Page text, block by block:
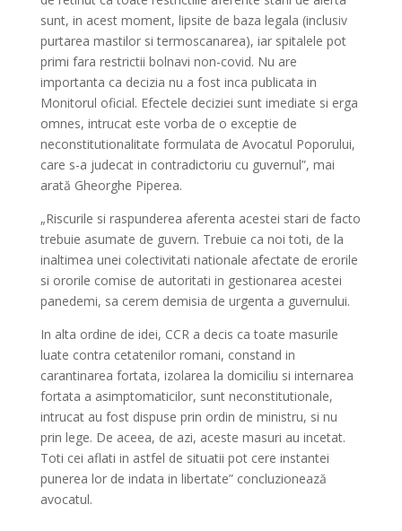
sunt, in acest moment, lipsite de baza legala (inclusiv
purtarea mastilor si termoscanarea), iar spitalele pot
primi fara restrictii bolnavi non-covid. Nu are
importanta ca decizia nu a fost inca publicata in
Monitorul oficial. Efectele deciziei sunt imediate si erga
omnes, intrucat este vorba de o exceptie de
neconstitutionalitate formulata de Avocatul Poporului,
care s-a judecat in contradictoriu cu guvernul”, mai
arată Gheorghe Piperea.
„Riscurile si raspunderea aferenta acestei stari de facto
trebuie asumate de guvern. Trebuie ca noi toti, de la
inaltimea unei colectivitati nationale afectate de erorile
si ororile comise de autoritati in gestionarea acestei
panedemi, sa cerem demisia de urgenta a guvernului.
In alta ordine de idei, CCR a decis ca toate masurile
luate contra cetatenilor romani, constand in
carantinarea fortata, izolarea la domiciliu si internarea
fortata a asimptomaticilor, sunt neconstitutionale,
intrucat au fost dispuse prin ordin de ministru, si nu
prin lege. De aceea, de azi, aceste masuri au incetat.
Toti cei aflati in astfel de situatii pot cere instantei
punerea lor de indata in libertate” concluzionează
avocatul.